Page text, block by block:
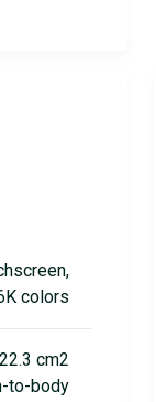
colors
cm2
to-body